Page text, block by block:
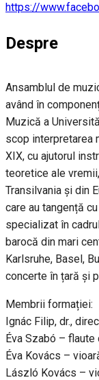
https://
Despre
Ansamblul de
având în
Muzică a
scop interpretarea
XIX, cu ajutorul
teoretice ale
Transilvania și din
care au tangență
specializat în
barocă din mari
Karlsruhe, Basel,
concerte în țară și
Membrii formației:
Ignác Filip, dr.,
Éva Szabó –
Éva Kovács –
László Kovács –